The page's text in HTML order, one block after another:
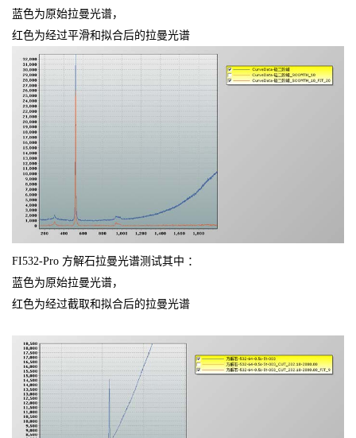
蓝色为原始拉曼光谱，
红色为经过平滑和拟合后的拉曼光谱
FI532-Pro 方解石拉曼光谱测试其中 ：
蓝色为原始拉曼光谱，
红色为经过截取和拟合后的拉曼光谱